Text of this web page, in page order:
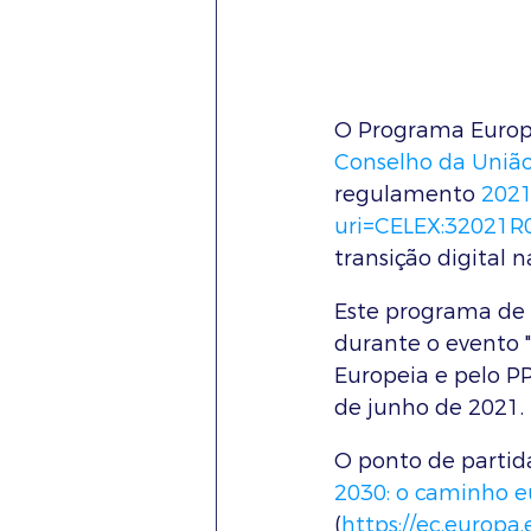
O Programa
Conselho da
regulamento
transição digital
Este programa
durante o evento
Europeia e pelo
de junho de 2021.
O ponto de
2030: o caminho
(https://